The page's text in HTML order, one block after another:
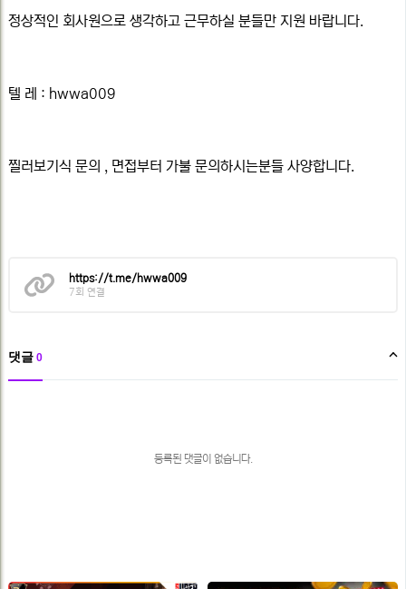
정상적인 회사원으로 생각하고 근무하실 분들만 지원 바랍니다.
텔 레 : hwwa009
찔러보기식 문의 , 면접부터 가불 문의하시는분들 사양합니다.​
https://t.me/hwwa009
7회 연결
댓글 0
등록된 댓글이 없습니다.